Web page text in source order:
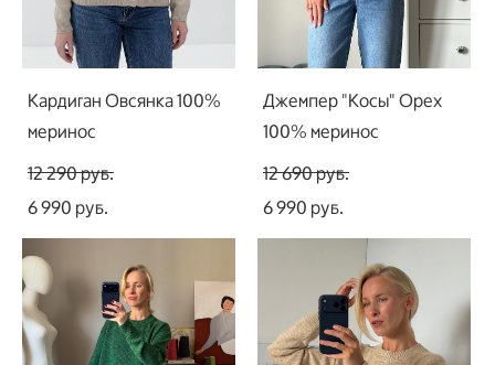
Кардиган Овсянка 100%
меринос
12 290 pуб.
6 990 pуб.
Джемпер "Косы" Орех
100% меринос
12 690 pуб.
6 990 pуб.